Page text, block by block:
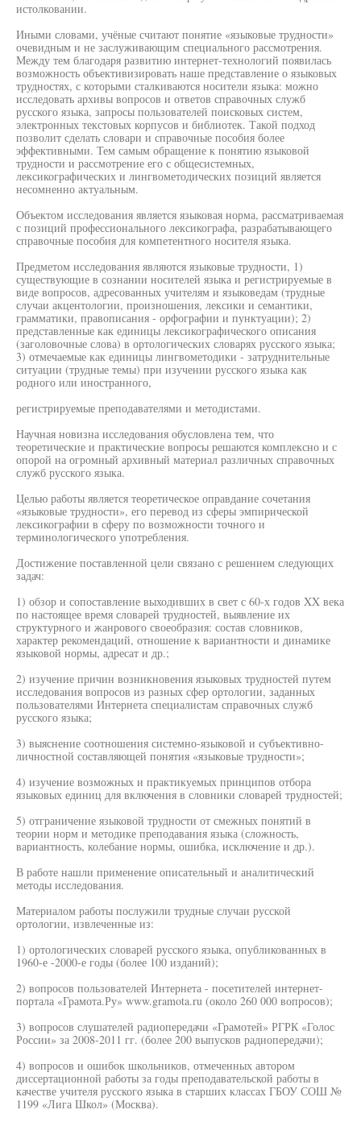
истолковании.
Иными словами, учёные считают понятие «языковые трудности»
очевидным и не заслуживающим специального рассмотрения.
Между тем благодаря развитию интернет-технологий появилась
возможность объективизировать наше представление о языковых
трудностях, с которыми сталкиваются носители языка: можно
исследовать архивы вопросов и ответов справочных служб
русского языка, запросы пользователей поисковых систем,
электронных текстовых корпусов и библиотек. Такой подход
позволит сделать словари и справочные пособия более
эффективными. Тем самым обращение к понятию языковой
трудности и рассмотрение его с общесистемных,
лексикографических и лингвометодических позиций является
несомненно актуальным.
Объектом исследования является языковая норма, рассматриваемая
с позиций профессионального лексикографа, разрабатывающего
справочные пособия для компетентного носителя языка.
Предметом исследования являются языковые трудности, 1)
существующие в сознании носителей языка и регистрируемые в
виде вопросов, адресованных учителям и языковедам (трудные
случаи акцентологии, произношения, лексики и семантики,
грамматики, правописания - орфографии и пунктуации); 2)
представленные как единицы лексикографического описания
(заголовочные слова) в ортологических словарях русского языка;
3) отмечаемые как единицы лингвометодики - затруднительные
ситуации (трудные темы) при изучении русского языка как
родного или иностранного,
регистрируемые преподавателями и методистами.
Научная новизна исследования обусловлена тем, что
теоретические и практические вопросы решаются комплексно и с
опорой на огромный архивный материал различных справочных
служб русского языка.
Целью работы является теоретическое оправдание сочетания
«языковые трудности», его перевод из сферы эмпирической
лексикографии в сферу по возможности точного и
терминологического употребления.
Достижение поставленной цели связано с решением следующих
задач:
1) обзор и сопоставление выходивших в свет с 60-х годов XX века
по настоящее время словарей трудностей, выявление их
структурного и жанрового своеобразия: состав словников,
характер рекомендаций, отношение к вариантности и динамике
языковой нормы, адресат и др.;
2) изучение причин возникновения языковых трудностей путем
исследования вопросов из разных сфер ортологии, заданных
пользователями Интернета специалистам справочных служб
русского языка;
3) выяснение соотношения системно-языковой и субъективно-
личностной составляющей понятия «языковые трудности»;
4) изучение возможных и практикуемых принципов отбора
языковых единиц для включения в словники словарей трудностей;
5) отграничение языковой трудности от смежных понятий в
теории норм и методике преподавания языка (сложность,
вариантность, колебание нормы, ошибка, исключение и др.).
В работе нашли применение описательный и аналитический
методы исследования.
Материалом работы послужили трудные случаи русской
ортологии, извлеченные из:
1) ортологических словарей русского языка, опубликованных в
1960-е -2000-е годы (более 100 изданий);
2) вопросов пользователей Интернета - посетителей интернет-
портала «Грамота.Ру» www.gramota.ru (около 260 000 вопросов);
3) вопросов слушателей радиопередачи «Грамотей» РГРК «Голос
России» за 2008-2011 гг. (более 200 выпусков радиопередачи);
4) вопросов и ошибок школьников, отмеченных автором
диссертационной работы за годы преподавательской работы в
качестве учителя русского языка в старших классах ГБОУ СОШ №
1199 «Лига Школ» (Москва).